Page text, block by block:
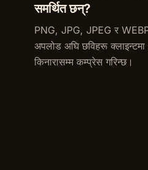
समर्थित छन्?
PNG, JPG, JPEG र
अपलोड अघि छविहरू
किनारासम्म कम्प्रेस गरिन्छ।